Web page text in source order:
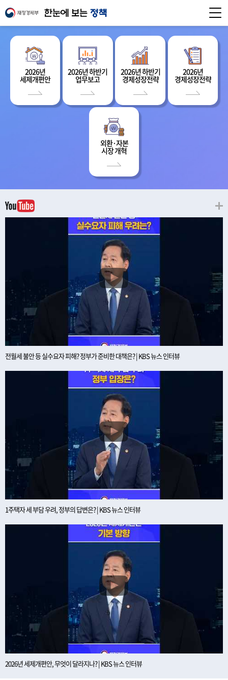
2026년
세제개편안
2026년 하반기
업무보고
2026년 하반기
경제성장전략
2026년
경제성장전략
외환·자본
시장 개혁
전월세 불안 등 실수요자 피해? 정부가 준비한 대책은? | KBS 뉴스 인터뷰
1주택자 세 부담 우려, 정부의 답변은? | KBS 뉴스 인터뷰
2026년 세제개편안, 무엇이 달라지나? | KBS 뉴스 인터뷰